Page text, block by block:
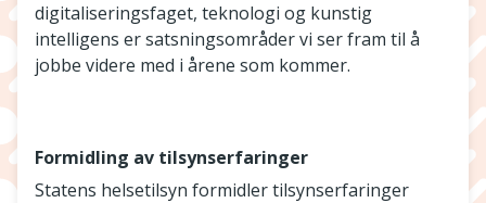
digitaliseringsfaget, teknologi og kunstig
intelligens er satsningsområder vi ser fram til å
jobbe videre med i årene som kommer.
Formidling av tilsynserfaringer
Statens helsetilsyn formidler tilsynserfaringer